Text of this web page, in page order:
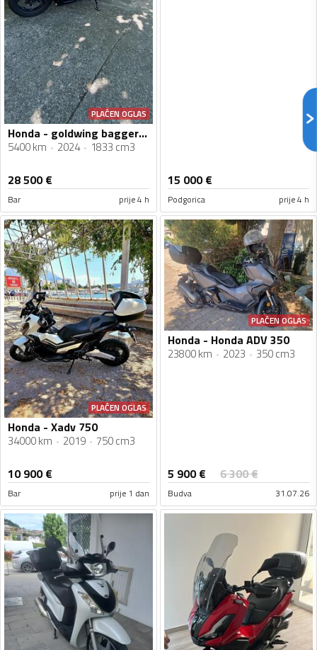
PLAĆEN OGLAS
Honda - goldwing bagger dct
5400 km 2024 1833 cm3
28 500€
Bar prije 4 h
15 000€
Podgorica prije 4 h
PLAĆEN OGLAS
Honda - Xadv 750
34000 km 2019 750 cm3
10 900€
Bar prije 1 dan
PLAĆEN OGLAS
Honda - Honda ADV 350
23800 km 2023 350 cm3
5 900€ 6 300€
Budva 31.07.26